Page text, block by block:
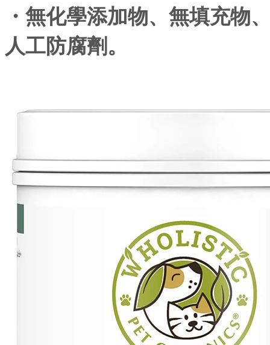
・無化學添加物、無填充物
人工防腐劑。